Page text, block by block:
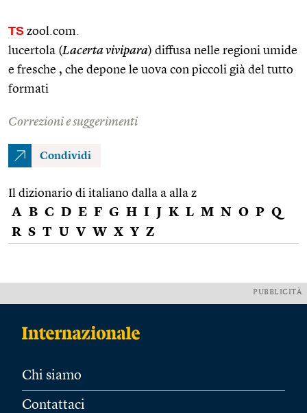
TS zool.com.
lucertola (Lacerta vivipara) diffusa nelle regioni umide
e fresche , che depone le uova con piccoli già del tutto
formati
Correzioni e suggerimenti
Condividi
Il dizionario di italiano dalla a alla z
A B C D E F G H I J K L M N O P Q
R S T U V W X Y Z
PUBBLICITÀ
Chi siamo
Contattaci